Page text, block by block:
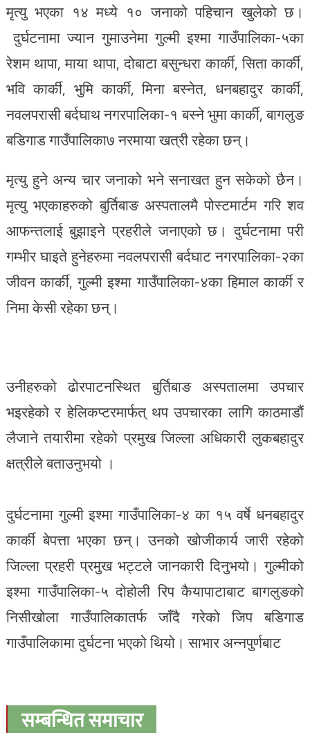
मृत्यु भएका १४ मध्ये १० जनाको पहिचान खुलेको छ।
दुर्घटनामा ज्यान गुमाउनेमा गुल्मी इश्मा गाउँपालिका-५का
रेशम थापा, माया थापा, दोबाटा बसुन्धरा कार्की, सिता कार्की,
भवि कार्की, भुमि कार्की, मिना बस्नेत, धनबहादुर कार्की,
नवलपरासी बर्दघाथ नगरपालिका-१ बस्ने भुमा कार्की, बागलुङ
बडिगाड गाउँपालिका७ नरमाया खत्री रहेका छन्।
मृत्यु हुने अन्य चार जनाको भने सनाखत हुन सकेको छैन।
मृत्यु भएकाहरुको बुर्तिबाङ अस्पतालमै पोस्टमार्टम गरि शव
आफन्तलाई बुझाइने प्रहरीले जनाएको छ। दुर्घटनामा परी
गम्भीर घाइते हुनेहरुमा नवलपरासी बर्दघाट नगरपालिका-२का
जीवन कार्की, गुल्मी इश्मा गाउँपालिका-४का हिमाल कार्की र
निमा केसी रहेका छन्।
उनीहरुको ढोरपाटनस्थित बुर्तिबाङ अस्पतालमा उपचार
भइरहेको र हेलिकप्टरमार्फत् थप उपचारका लागि काठमाडौं
लैजाने तयारीमा रहेको प्रमुख जिल्ला अधिकारी लुकबहादुर
क्षत्रीले बताउनुभयो ।
दुर्घटनामा गुल्मी इश्मा गाउँपालिका-४ का १५ वर्षे धनबहादुर
कार्की बेपत्ता भएका छन्। उनको खोजीकार्य जारी रहेको
जिल्ला प्रहरी प्रमुख भट्टले जानकारी दिनुभयो। गुल्मीको
इश्मा गाउँपालिका-५ दोहोली रिप कैयापाटाबाट बागलुङको
निसीखोला गाउँपालिकातर्फ जाँदै गरेको जिप बडिगाड
गाउँपालिकामा दुर्घटना भएको थियो। साभार अन्नपुर्णबाट
सम्बन्धित समाचार